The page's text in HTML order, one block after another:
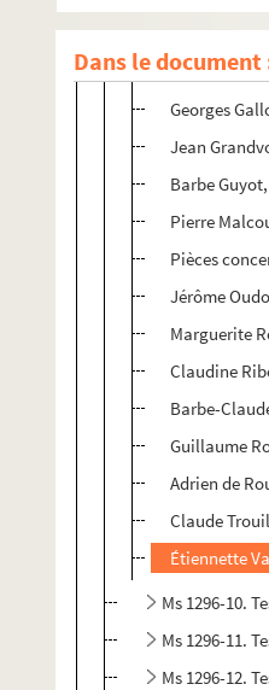
Dans le document
Jean-
Pierre Faton,
Georges
Jean
Barbe
Pierre
Pièces
Jérôme
Marguerite
Claudine
Barbe-
Guillaume
Adrien de
Claude
Étiennette
Ms 1296-10.
Ms 1296-11.
Ms 1296-12.